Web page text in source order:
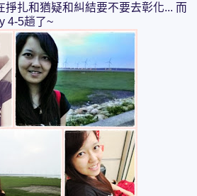
掙扎和猶疑和糾結要不要去彰化... 而
4-5趟了~